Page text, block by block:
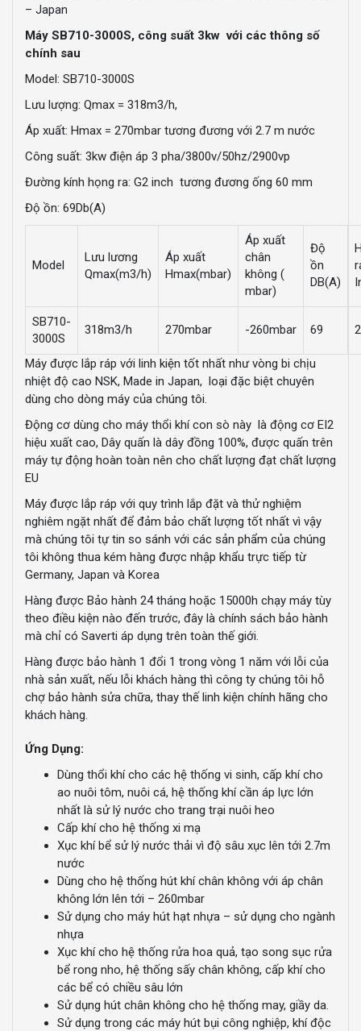
– Japan
Máy SB710-3000S, công suất 3kw với các thông số
chính sau
Model: SB710-3000S
Lưu lượng: Qmax = 318m3/h,
Áp xuất: Hmax = 270mbar tương đương với 2.7 m nước
Công suất: 3kw điện áp 3 pha/3800v/50hz/2900vp
Đường kính họng ra: G2 inch tương đương ống 60 mm
Độ ồn: 69Db(A)
Model
Lưu lương
Qmax(m3/h)
Áp xuất
Hmax(mbar)
Áp xuất
chân
không (
mbar)
Độ
ồn
DB(A)
SB710-
3000S
318m3/h 270mbar -260mbar 69 2
Máy được lắp ráp với linh kiện tốt nhất như vòng bi chịu
nhiệt độ cao NSK, Made in Japan, loại đặc biệt chuyên
dùng cho dòng máy của chúng tôi.
Động cơ dùng cho máy thổi khí con sò này là động cơ EI2
hiệu xuất cao, Dây quấn là dây đồng 100%, được quấn trên
máy tự động hoàn toàn nên cho chất lượng đạt chất lượng
EU
Máy được lắp ráp với quy trình lắp đặt và thử nghiệm
nghiêm ngặt nhất để đảm bảo chất lượng tốt nhất vì vậy
mà chúng tôi tự tin so sánh với các sản phẩm của chúng
tôi không thua kém hàng được nhập khẩu trực tiếp từ
Germany, Japan và Korea
Hàng được Bảo hành 24 tháng hoặc 15000h chạy máy tùy
theo điều kiện nào đến trước, đây là chính sách bảo hành
mà chỉ có Saverti áp dụng trên toàn thế giới.
Hàng được bảo hành 1 đổi 1 trong vòng 1 năm với lỗi của
nhà sản xuất, nếu lỗi khách hàng thì công ty chúng tôi hỗ
chợ bảo hành sửa chữa, thay thế linh kiện chính hãng cho
khách hàng.
Ứng Dụng:
Dùng thổi khí cho các hệ thống vi sinh, cấp khí cho
ao nuôi tôm, nuôi cá, hệ thống khí cần áp lực lớn
nhất là sử lý nước cho trang trại nuôi heo
Cấp khí cho hệ thống xi mạ
Xục khí bể sử lý nước thải vì độ sâu xục lên tới 2.7m
nước
Dùng cho hệ thống hút khí chân không với áp chân
không lớn lên tới – 260mbar
Sử dụng cho máy hút hạt nhựa – sử dụng cho ngành
nhựa
Xục khí cho hệ thống rửa hoa quả, tạo song sục rửa
bể rong nho, hệ thống sấy chân không, cấp khí cho
các bể có chiều sâu lớn
Sử dụng hút chân không cho hệ thống may, giầy da.
Sử dụng trong các máy hút bụi công nghiệp, khí độc